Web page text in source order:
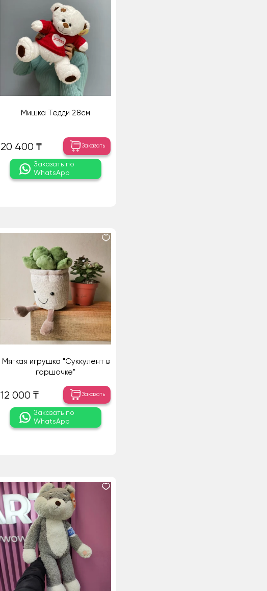
Мишка Тедди 28см
20 400 ₸ Заказать
Заказать по
WhatsApp
Мягкая игрушка "Суккулент в
горшочке"
12 000 ₸ Заказать
Заказать по
WhatsApp